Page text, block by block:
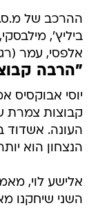
ההרכב של מ.ס.
אלפסי, עמר (רגבר, 52), חזן,
"הרבה
קבוצות צמרת
העונה. אשדוד
הנצחון הוא
אלישע לוי,
השני שיחקנו